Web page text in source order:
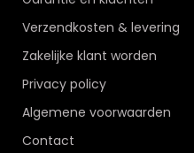
Verzendkosten & levering
Zakelijke klant worden
Privacy policy
Algemene voorwaarden
Contact